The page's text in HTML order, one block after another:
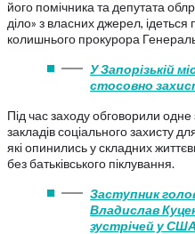
його помічника та депутата
діло» з власних джерел,
колишнього прокурора
У Запорізькій
стосовно
Під час заходу обговорили одне
закладів соціального захисту
які опинились у складних
без батьківського піклування.
Заступник
Владислав
зустрічей у США